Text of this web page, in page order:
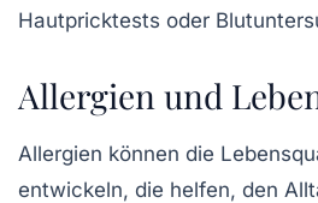
Hautpricktests oder
Allergien und
Allergien können die
entwickeln, die helfen, den